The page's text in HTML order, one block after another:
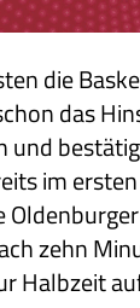
die
das
und
im
zehn
Halbzeit